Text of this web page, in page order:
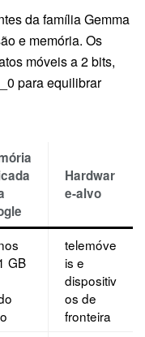
da família Gemma
e memória. Os
móveis a 2 bits,
para equilibrar
Hardwar
e-alvo
GB
telemóve
is e
dispositiv
os de
fronteira